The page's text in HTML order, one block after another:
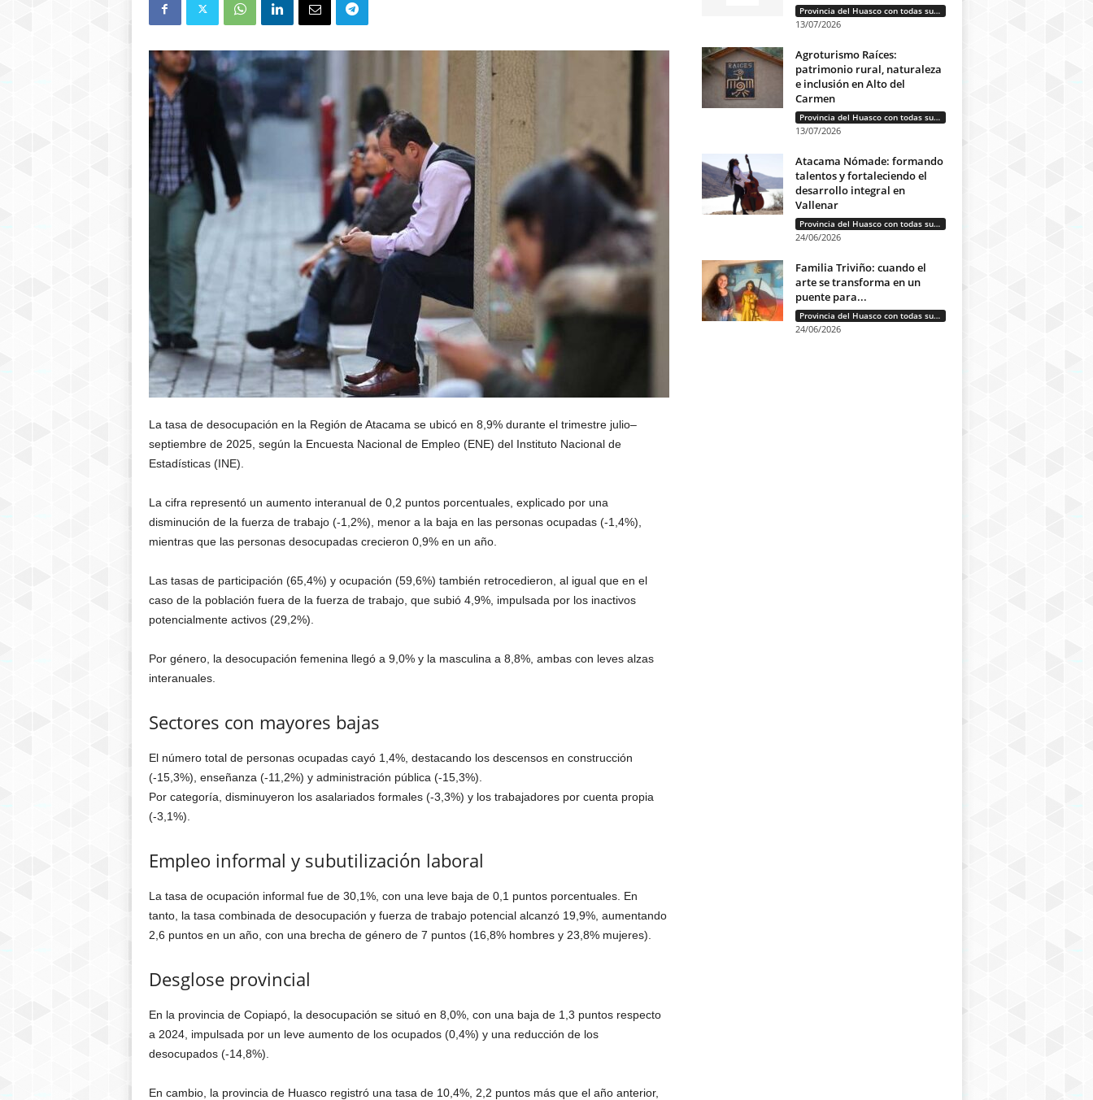
La tasa de desocupación en la Región de Atacama se ubicó en 8,9% durante el trimestre julio–
septiembre de 2025, según la Encuesta Nacional de Empleo (ENE) del Instituto Nacional de
Estadísticas (INE).
La cifra representó un aumento interanual de 0,2 puntos porcentuales, explicado por una
disminución de la fuerza de trabajo (-1,2%), menor a la baja en las personas ocupadas (-1,4%),
mientras que las personas desocupadas crecieron 0,9% en un año.
Las tasas de participación (65,4%) y ocupación (59,6%) también retrocedieron, al igual que en el
caso de la población fuera de la fuerza de trabajo, que subió 4,9%, impulsada por los inactivos
potencialmente activos (29,2%).
Por género, la desocupación femenina llegó a 9,0% y la masculina a 8,8%, ambas con leves alzas
interanuales.
Sectores con mayores bajas
El número total de personas ocupadas cayó 1,4%, destacando los descensos en construcción
(-15,3%), enseñanza (-11,2%) y administración pública (-15,3%).
Por categoría, disminuyeron los asalariados formales (-3,3%) y los trabajadores por cuenta propia
(-3,1%).
Empleo informal y subutilización laboral
La tasa de ocupación informal fue de 30,1%, con una leve baja de 0,1 puntos porcentuales. En
tanto, la tasa combinada de desocupación y fuerza de trabajo potencial alcanzó 19,9%, aumentando
2,6 puntos en un año, con una brecha de género de 7 puntos (16,8% hombres y 23,8% mujeres).
Desglose provincial
En la provincia de Copiapó, la desocupación se situó en 8,0%, con una baja de 1,3 puntos respecto
a 2024, impulsada por un leve aumento de los ocupados (0,4%) y una reducción de los
desocupados (-14,8%).
En cambio, la provincia de Huasco registró una tasa de 10,4%, 2,2 puntos más que el año anterior,
Provincia del Huasco con todas sus letras: Historias que unen cultura, diversidad e identidad
13/07/2026
Agroturismo Raíces:
patrimonio rural, naturaleza
e inclusión en Alto del
Carmen
Provincia del Huasco con todas sus letras: Historias que unen cultura, diversidad e identidad
13/07/2026
Atacama Nómade: formando
talentos y fortaleciendo el
desarrollo integral en
Vallenar
Provincia del Huasco con todas sus letras: Historias que unen cultura, diversidad e identidad
24/06/2026
Familia Triviño: cuando el
arte se transforma en un
puente para...
Provincia del Huasco con todas sus letras: Historias que unen cultura, diversidad e identidad
24/06/2026